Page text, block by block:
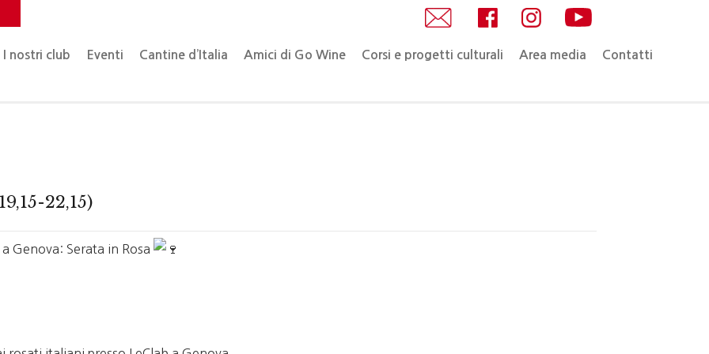
I nostri club Eventi Cantine d’Italia Amici di Go Wine Corsi e progetti culturali Area media Contatti
22,15)
Genova: Serata in Rosa